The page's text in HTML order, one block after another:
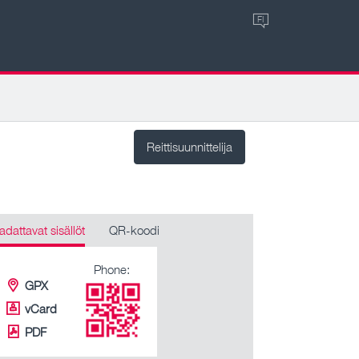
FI
Reittisuunnittelija
sisällöt QR-koodi
GPX
vCard
PDF
Phone: